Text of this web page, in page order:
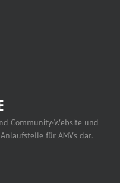
Community-Website und
für AMVs dar.